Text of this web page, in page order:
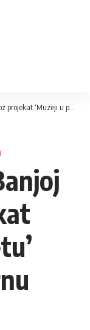
pokretu’ istražuju kulturnu baštinu